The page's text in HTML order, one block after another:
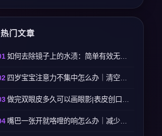
热门文章